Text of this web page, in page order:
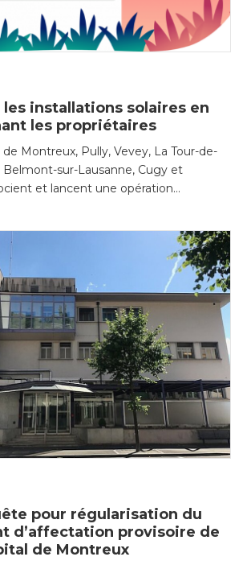
les disponibilités
cartes CFF, créez ou
vous à votre
Pour effectuer
démarches
en ligne,
sur l’une des
ci-dessous.
Annonces et demandes
et travaux
jeunesse
Locations
les installations solaires en
les propriétaires
Montreux, Pully, Vevey, La Tour-de-
Belmont-sur-Lausanne, Cugy et
et lancent une opération…
pour régularisation du
d’affectation provisoire de
de Montreux